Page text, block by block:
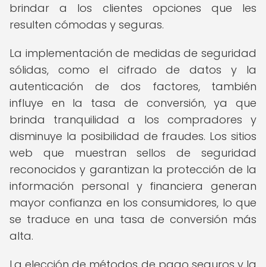
brindar a los clientes opciones que les
resulten cómodas y seguras.
La implementación de medidas de seguridad
sólidas, como el cifrado de datos y la
autenticación de dos factores, también
influye en la tasa de conversión, ya que
brinda tranquilidad a los compradores y
disminuye la posibilidad de fraudes. Los sitios
web que muestran sellos de seguridad
reconocidos y garantizan la protección de la
información personal y financiera generan
mayor confianza en los consumidores, lo que
se traduce en una tasa de conversión más
alta.